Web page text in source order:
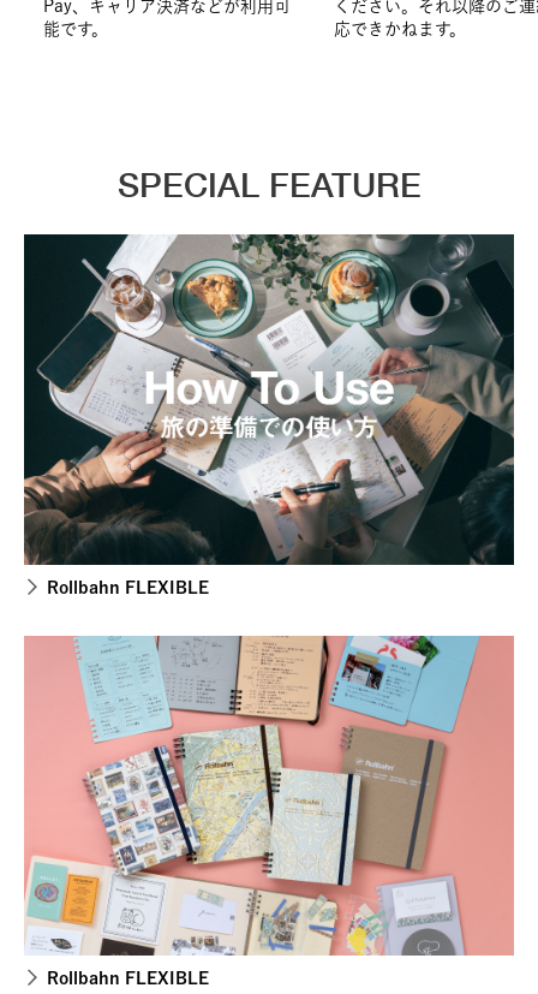
Pay、キャリア決済などが利用可
能です。
ください。それ以降のご
応できかねます。
SPECIAL FEATURE
Rollbahn FLEXIBLE
Rollbahn FLEXIBLE